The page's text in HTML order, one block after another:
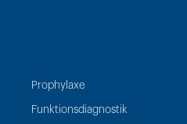
Prophylaxe
Funktionsdiagnostik